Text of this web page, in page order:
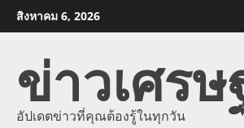
Skip
to
สิงหาคม 6, 2026
ข่าวเศร
อัปเดตข่าวที่คุณต้องรู้ในทุกวัน